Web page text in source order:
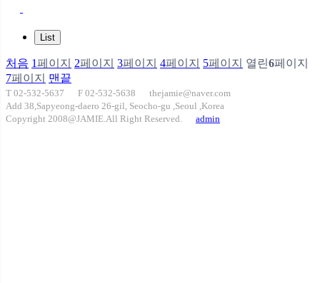
List
처음 1페이지 2페이지 3페이지 4페이지 5페이지 열린 6페이지
7페이지 맨끝
T 02-532-5637 F 02-532-5638
thejamie@naver.com
Add 38,Sapyeong-daero 26-gil, Seocho-gu ,Seoul ,Korea
Copyright 2008@JAMIE.All Right Reserved.
admin